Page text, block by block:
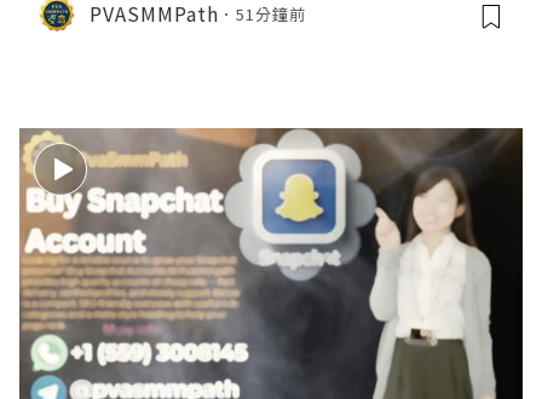
PVASMMPath 51分鐘前